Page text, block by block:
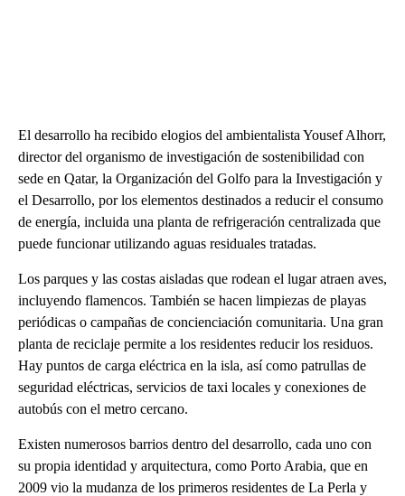
El desarrollo ha recibido elogios del ambientalista Yousef Alhorr,
director del organismo de investigación de sostenibilidad con
sede en Qatar, la Organización del Golfo para la Investigación y
el Desarrollo, por los elementos destinados a reducir el consumo
de energía, incluida una planta de refrigeración centralizada que
puede funcionar utilizando aguas residuales tratadas.
Los parques y las costas aisladas que rodean el lugar atraen aves,
incluyendo flamencos. También se hacen limpiezas de playas
periódicas o campañas de concienciación comunitaria. Una gran
planta de reciclaje permite a los residentes reducir los residuos.
Hay puntos de carga eléctrica en la isla, así como patrullas de
seguridad eléctricas, servicios de taxi locales y conexiones de
autobús con el metro cercano.
Existen numerosos barrios dentro del desarrollo, cada uno con
su propia identidad y arquitectura, como Porto Arabia, que en
2009 vio la mudanza de los primeros residentes de La Perla y